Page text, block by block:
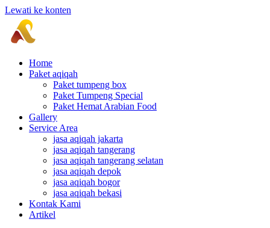
Lewati ke konten
Home
Paket aqiqah
Paket tumpeng box
Paket Tumpeng Special
Paket Hemat Arabian Food
Gallery
Service Area
jasa aqiqah jakarta
jasa aqiqah tangerang
jasa aqiqah tangerang selatan
jasa aqiqah depok
jasa aqiqah bogor
jasa aqiqah bekasi
Kontak Kami
Artikel